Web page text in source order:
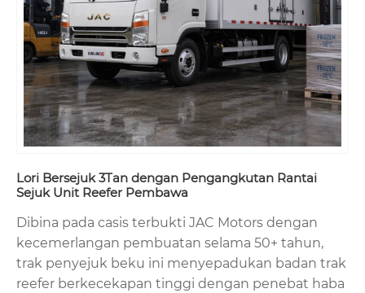
Lori Bersejuk 3Tan dengan Pengangkutan Rantai
Sejuk Unit Reefer Pembawa
Dibina pada casis terbukti JAC Motors dengan
kecemerlangan pembuatan selama 50+ tahun,
trak penyejuk beku ini menyepadukan badan trak
reefer berkecekapan tinggi dengan penebat haba